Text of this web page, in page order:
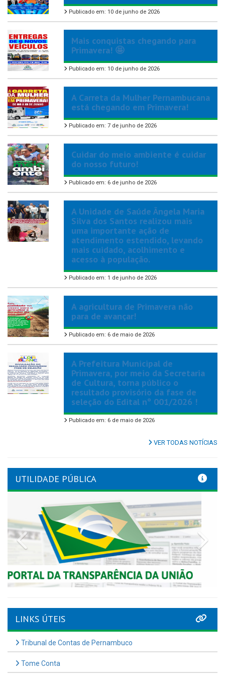
Publicado em: 10 de junho de 2026
Mais conquistas chegando para
Primavera! 🤩
Publicado em: 10 de junho de 2026
A Carreta da Mulher Pernambucana
está chegando em Primavera!
Publicado em: 7 de junho de 2026
Cuidar do meio ambiente é cuidar
do nosso futuro!
Publicado em: 6 de junho de 2026
A Unidade de Saúde Ângela Maria
Silva dos Santos realizou mais
uma importante ação de
atendimento estendido, levando
mais cuidado, acolhimento e
acesso à população.
Publicado em: 1 de junho de 2026
A agricultura de Primavera não
para de avançar!
Publicado em: 6 de maio de 2026
A Prefeitura Municipal de
Primavera, por meio da Secretaria
de Cultura, torna público o
resultado provisório da fase de
seleção do Edital nº 001/2026 !
Publicado em: 6 de maio de 2026
VER TODAS NOTÍCIAS
UTILIDADE PÚBLICA
Previous
LINKS ÚTEIS
Tribunal de Contas de Pernambuco
Tome Conta